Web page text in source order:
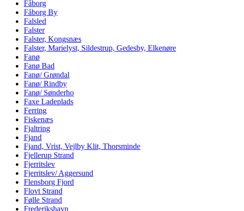
Fåborg
Fåborg By
Falsled
Falster
Falster, Kongsnæs
Falster, Marielyst, Sildestrup, Gedesby, Elkenøre
Fanø
Fanø Bad
Fanø/ Grøndal
Fanø/ Rindby
Fanø/ Sønderho
Faxe Ladeplads
Ferring
Fiskenæs
Fjaltring
Fjand
Fjand, Vrist, Vejlby Klit, Thorsminde
Fjellerup Strand
Fjerritslev
Fjerritslev/ Aggersund
Flensborg Fjord
Flovt Strand
Følle Strand
Frederikshavn